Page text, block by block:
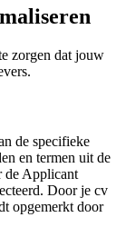
zorgen dat jouw
de specifieke
en termen uit de
de Applicant
Door je cv
opgemerkt door